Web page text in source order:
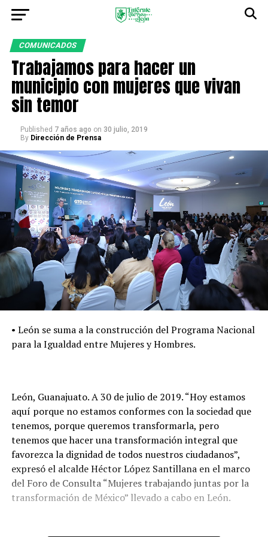
COMUNICADOS
Trabajamos para hacer un
municipio con mujeres que vivan
sin temor
Published 7 años ago on 30 julio, 2019
By Dirección de Prensa
• León se suma a la construcción del Programa Nacional
para la Igualdad entre Mujeres y Hombres.
León, Guanajuato. A 30 de julio de 2019. “Hoy estamos
aquí porque no estamos conformes con la sociedad que
tenemos, porque queremos transformarla, pero
tenemos que hacer una transformación integral que
favorezca la dignidad de todos nuestros ciudadanos”,
expresó el alcalde Héctor López Santillana en el marco
del Foro de Consulta “Mujeres trabajando juntas por la
transformación de México” llevado a cabo en León.